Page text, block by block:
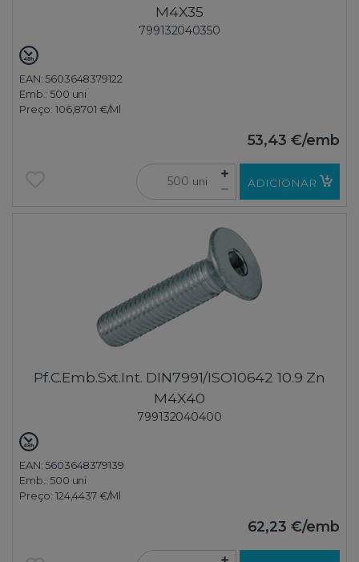
M4X35
799132040350
EAN: 5603648379122
Emb.:500 uni
Preço: 106,8701 €/Ml
53,43 €/emb
uni ADICIONAR
Pf.C.Emb.Sxt.Int. DIN7991/ISO10642 10.9 Zn
M4X40
799132040400
EAN: 5603648379139
Emb.:500 uni
Preço: 124,4437 €/Ml
62,23 €/emb